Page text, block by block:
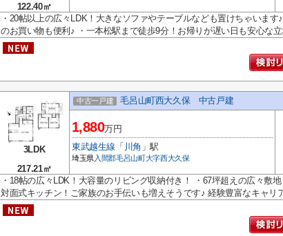
122.40㎡
・20帖以上の広々LDK！大きなソファやテーブルなども置けちゃいま
のお買い物も便利♪ ・一本松駅まで徒歩9分！お帰りが遅い日も安心な
3LDK
217.21㎡
中古一戸建 毛呂山町西大久保 中古戸建
1,880万円
東武越生線 「 川角 」駅
埼玉県入間郡毛呂山町大字西大久保
・18帖の広々LDK！大容量のリビング収納付き！ ・67坪超えの広々敷
対面式キッチン！ご家族のお手伝いも増えそうです♪ 経験豊富なキャリ